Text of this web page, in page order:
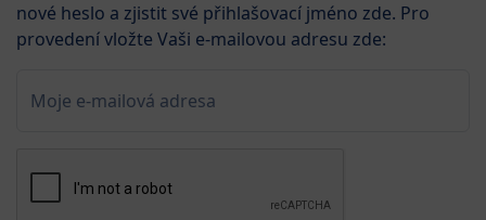
nové heslo a zjistit své přihlašovací jméno zde. Pro
provedení vložte Vaši e-mailovou adresu zde:
Moje e-mailová adresa